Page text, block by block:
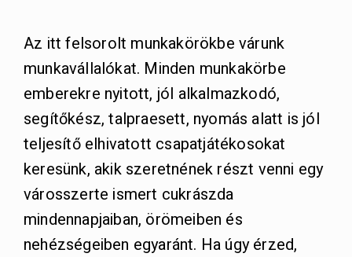
Az itt felsorolt munkakörökbe várunk
munkavállalókat. Minden munkakörbe
emberekre nyitott, jól alkalmazkodó,
segítőkész, talpraesett, nyomás alatt is jól
teljesítő elhivatott csapatjátékosokat
keresünk, akik szeretnének részt venni egy
városszerte ismert cukrászda
mindennapjaiban, örömeiben és
nehézségeiben egyaránt. Ha úgy érzed,